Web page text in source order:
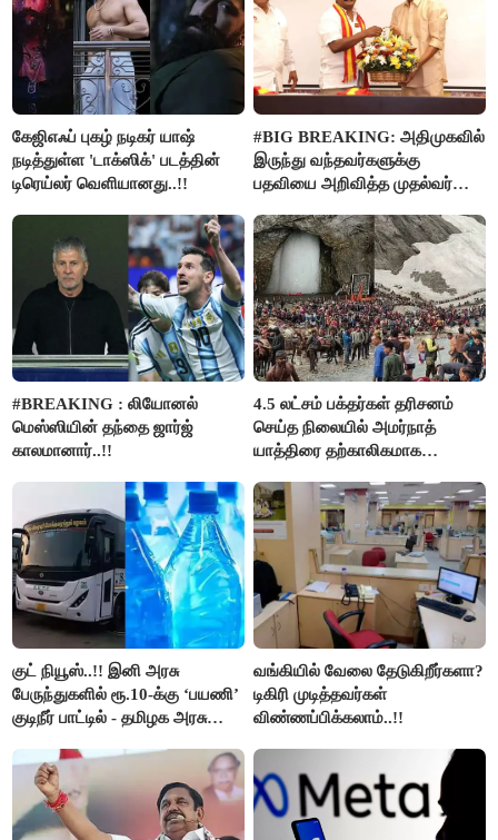
கேஜிஎஃப் புகழ் நடிகர் யாஷ்
நடித்துள்ள 'டாக்‌ஸிக்' படத்தின்
டிரெய்லர் வெளியானது..!!
#BIG BREAKING: அதிமுகவில்
இருந்து வந்தவர்களுக்கு
பதவியை அறிவித்த முதல்வர்
#BREAKING : லியோனல்
மெஸ்ஸியின் தந்தை ஜார்ஜ்
காலமானார்..!!
4.5 லட்சம் பக்தர்கள் தரிசனம்
செய்த நிலையில் அமர்நாத்
யாத்திரை தற்காலிகமாக
குட் நியூஸ்..!! இனி அரசு
பேருந்துகளில் ரூ.10-க்கு ‘பயணி’
குடிநீர் பாட்டில் - தமிழக அரசு
வங்கியில் வேலை தேடுகிறீர்களா?
டிகிரி முடித்தவர்கள்
விண்ணப்பிக்கலாம்..!!